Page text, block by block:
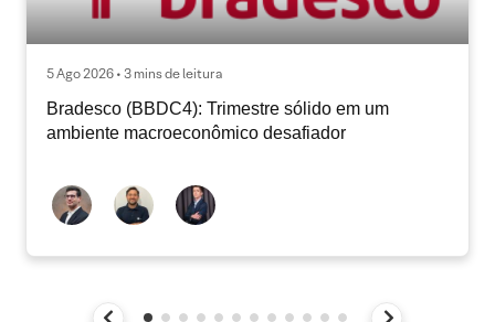
5 Ago 2026 • 3 mins de leitura
Bradesco (BBDC4): Trimestre sólido em um
ambiente macroeconômico desafiador